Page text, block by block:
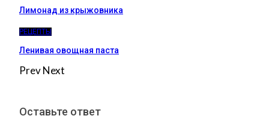
Лимонад из крыжовника
РЕЦЕПТЫ
Ленивая овощная паста
PrevNext
Оставьте ответ